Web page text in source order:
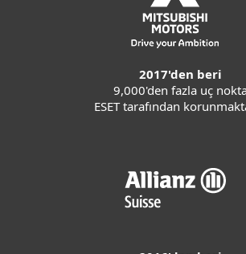
2017'den beri
9,000'den fazla uç
ESET tarafından